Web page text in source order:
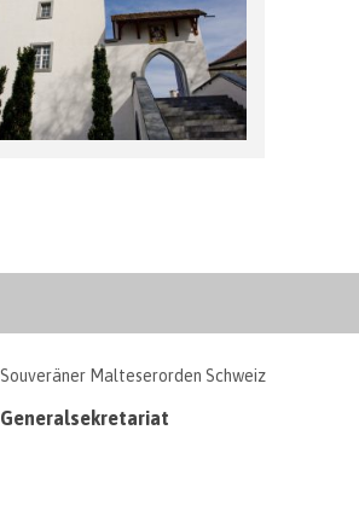
Souveräner Malteserorden Schweiz
Generalsekretariat